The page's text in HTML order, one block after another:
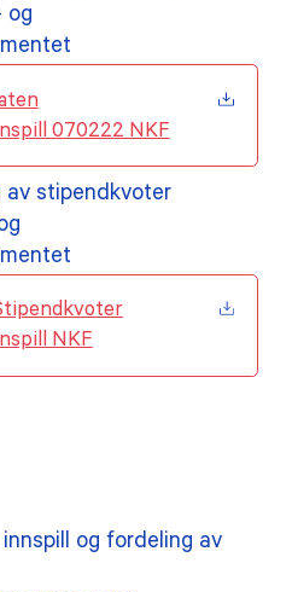
og
070222 NKF
av stipendkvoter
NKF
og fordeling av